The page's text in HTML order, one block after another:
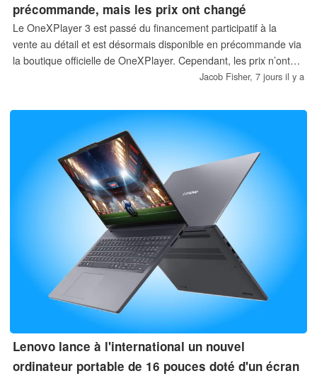
précommande, mais les prix ont changé
Le OneXPlayer 3 est passé du financement participatif à la
vente au détail et est désormais disponible en précommande via
la boutique officielle de OneXPlayer. Cependant, les prix n’ont
Jacob Fisher, 7 jours il y a
Lenovo lance à l'international un nouvel
ordinateur portable de 16 pouces doté d'un écran